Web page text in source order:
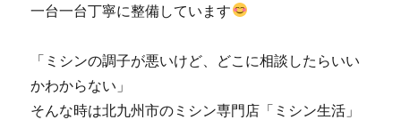
一台一台丁寧に整備しています
「ミシンの調子が悪いけど、どこに相談したらいい
かわからない」
そんな時は北九州市のミシン専門店「ミシン生活」